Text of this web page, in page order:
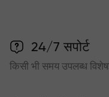
24/7 सपोर्ट
किसी भी समय उपलब्ध